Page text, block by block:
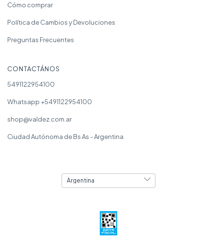
Cómo comprar
Política de Cambios y Devoluciones
Preguntas Frecuentes
CONTACTÁNOS
5491122954100
Whatsapp +5491122954100
shop@valdez.com.ar
Ciudad Autónoma de Bs As - Argentina